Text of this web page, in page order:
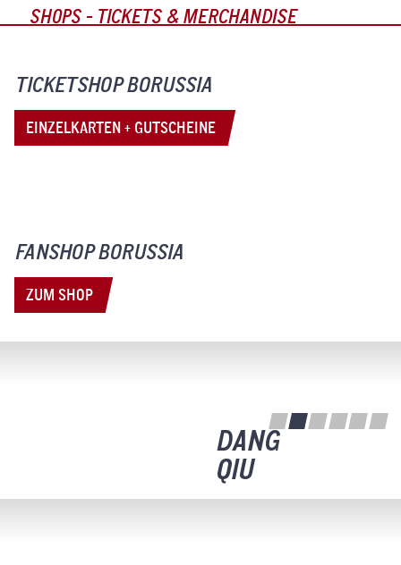
SHOPS - TICKETS & MERCHANDISE
TICKETSHOP BORUSSIA
EINZELKARTEN + GUTSCHEINE
FANSHOP BORUSSIA
ZUM SHOP
DANG
QIU